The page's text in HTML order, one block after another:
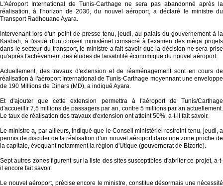
L'Aéroport International de Tunis-Carthage ne sera pas abandonné après la
réalisation, à l'horizon de 2030, du nouvel aéroport, a déclaré le ministre du
Transport Radhouane Ayara.
Intervenant lors d'un point de presse tenu, jeudi, au palais du gouvernement à la
Kasbah, à l'issue d'un conseil ministériel consacré à l'examen des méga projets
dans le secteur du transport, le ministre a fait savoir que la décision ne sera prise
qu'après l'achèvement des études de faisabilité économique du nouvel aéroport.
Actuellement, des travaux d'extension et de réaménagement sont en cours de
réalisation à l'aéroport International de Tunis-Carthage moyennant une enveloppe
de 190 Millions de Dinars (MD), a indiqué Ayara.
Et d'ajouter que cette extension permettra à l'aéroport de Tunis/Carthage
d'accueillir 7,5 millions de passagers par an, contre 5 millions par an actuellement.
Le taux de réalisation des travaux d'extension ont atteint 50%, a-t-il fait savoir.
Le ministre a, par ailleurs, indiqué que le Conseil ministériel restreint tenu, jeudi, a
permis de discuter de la réalisation d'un nouvel aéroport dans une zone proche de
la capitale, évoquant notamment la région d'Utique (gouvernorat de Bizerte).
Sept autres zones figurent sur la liste des sites susceptibles d'abriter ce projet, a-t-
il encore fait savoir.
Le nouvel aéroport, précise encore le ministre, constitue désormais une nécessité